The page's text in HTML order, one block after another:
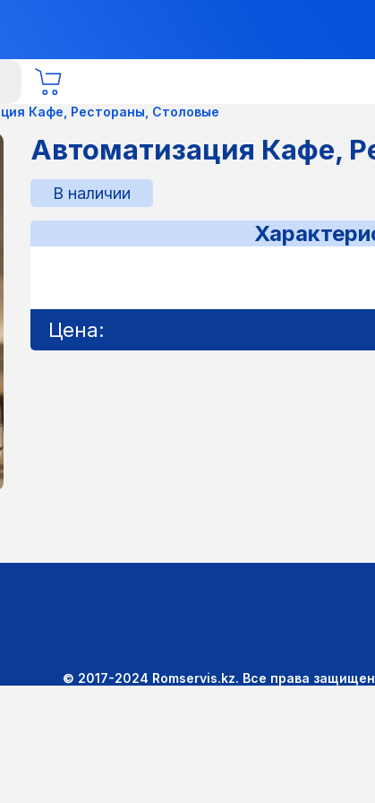
Кафе, Рестораны, Столовые
Автоматизация Кафе,
В наличии
Цена:
© 2017-2024 Romservis.kz. Все права